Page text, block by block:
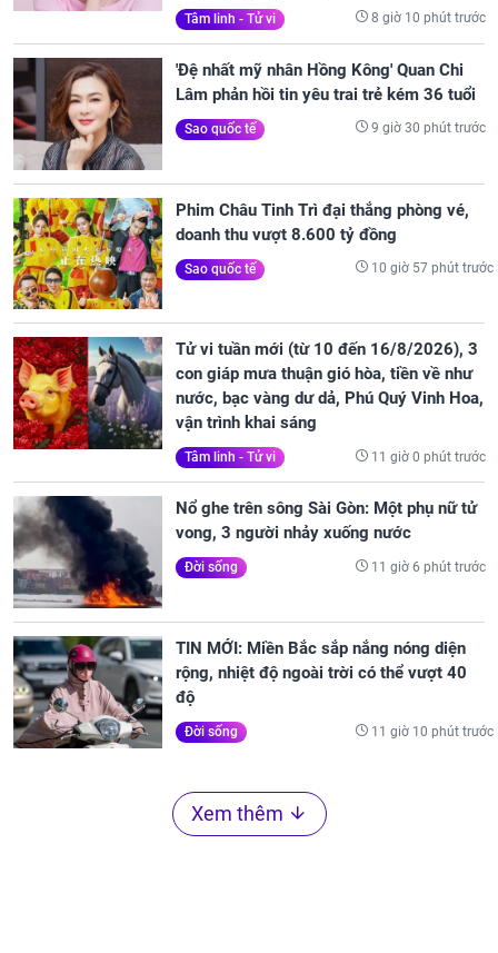
Tâm linh - Tử vi 8 giờ 10 phút trước
'Đệ nhất mỹ nhân Hồng Kông' Quan Chi
Lâm phản hồi tin yêu trai trẻ kém 36 tuổi
Sao quốc tế 9 giờ 30 phút trước
Phim Châu Tinh Trì đại thắng phòng vé,
doanh thu vượt 8.600 tỷ đồng
Sao quốc tế 10 giờ 57 phút trước
Tử vi tuần mới (từ 10 đến 16/8/2026), 3
con giáp mưa thuận gió hòa, tiền về như
nước, bạc vàng dư dả, Phú Quý Vinh Hoa,
vận trình khai sáng
Tâm linh - Tử vi 11 giờ 0 phút trước
Nổ ghe trên sông Sài Gòn: Một phụ nữ tử
vong, 3 người nhảy xuống nước
Đời sống 11 giờ 6 phút trước
TIN MỚI: Miền Bắc sắp nắng nóng diện
rộng, nhiệt độ ngoài trời có thể vượt 40
độ
Đời sống 11 giờ 10 phút trước
Xem thêm